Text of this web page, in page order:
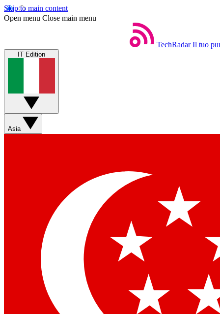
Skip to main content
Open menu Close main menu
TechRadar Il tuo
IT Edition
Asia